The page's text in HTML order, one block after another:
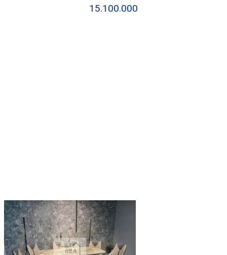
15.100.000